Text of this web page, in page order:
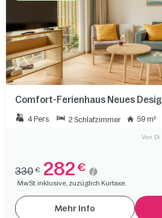
Comfort-Ferienhaus Neues
4 Pers. 2 Schlafzimmer 59 m²
Von
330 € 282 €
MwSt. inklusive, zuzüglich Kurtaxe.
Mehr Info